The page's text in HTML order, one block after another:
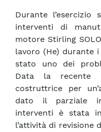
Durante l’esercizio
interventi di
motore Stirling
lavoro (He) durante
stato uno dei
Data la recente
costruttrice per
dato il parziale
interventi è stata
l’attività di revisione